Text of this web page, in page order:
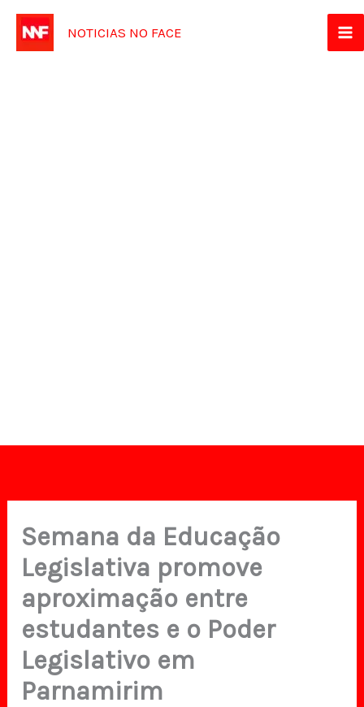
para
NOTICIAS NO FACE
Semana da Educação
Legislativa promove
aproximação entre
estudantes e o Poder
Legislativo em
Parnamirim